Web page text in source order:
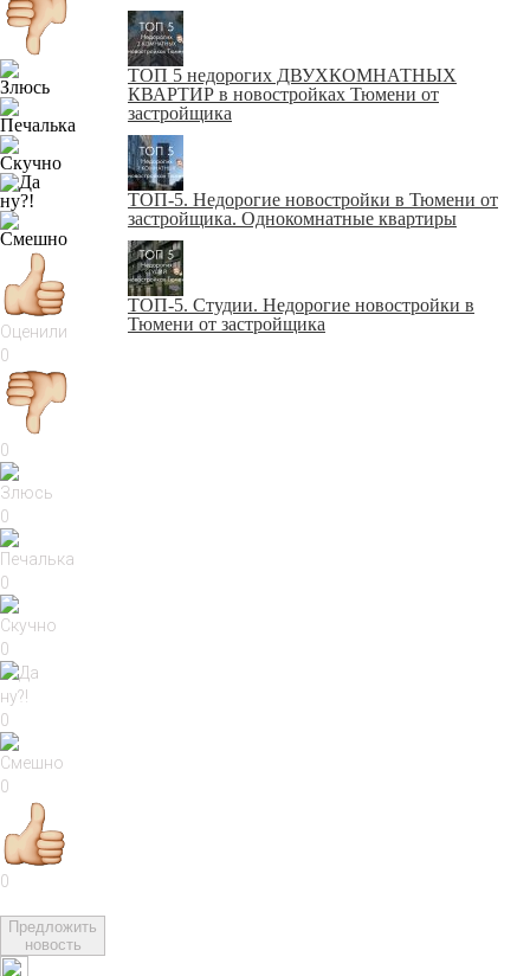
Оценили
0
0
0
0
0
0
0
0
Предложить
новость
ТОП 5 недорогих ДВУХКОМНАТНЫХ
КВАРТИР в новостройках Тюмени от
застройщика
ТОП-5. Недорогие новостройки в Тюмени от
застройщика. Однокомнатные квартиры
ТОП-5. Студии. Недорогие новостройки в
Тюмени от застройщика